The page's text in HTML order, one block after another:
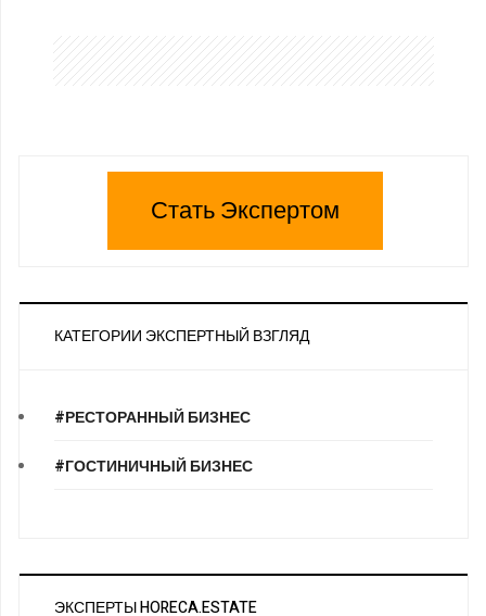
Стать Экспертом
КАТЕГОРИИ ЭКСПЕРТНЫЙ ВЗГЛЯД
#РЕСТОРАННЫЙ БИЗНЕС
#ГОСТИНИЧНЫЙ БИЗНЕС
ЭКСПЕРТЫ HORECA.ESTATE